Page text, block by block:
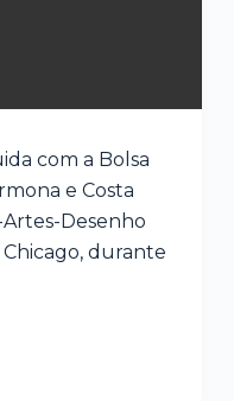
com a Bolsa
e Costa
Desenho
durante